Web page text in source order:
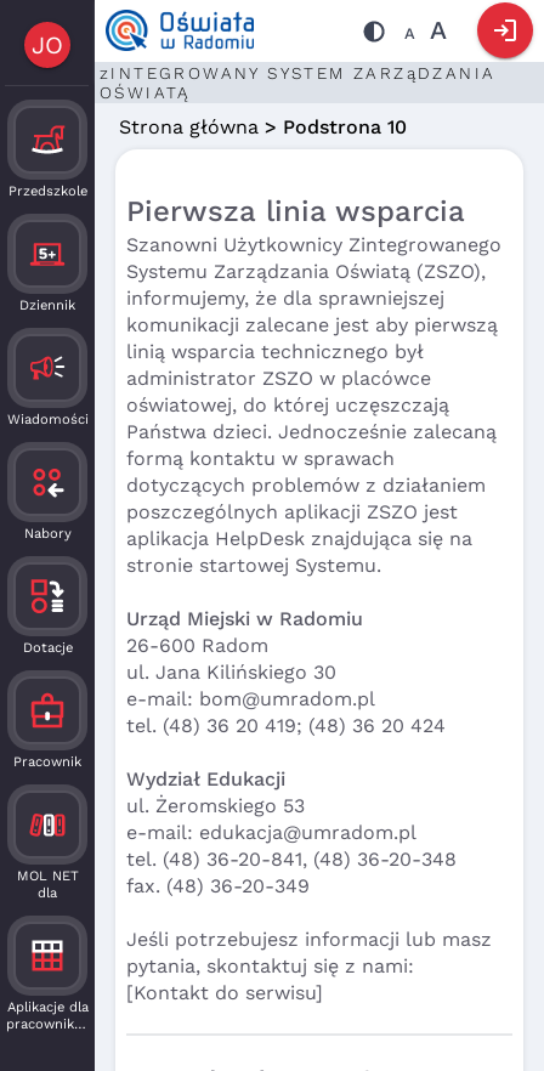
JO
Przedszkole
Dziennik
Wiadomości
Nabory
Dotacje
Pracownik
MOL NET
dla
Aplikacje dla
pracowników
A A login
zINTEGROWANY SYSTEM ZARZąDZANIA
OŚWIATĄ
Strona główna> Podstrona 10
Pierwsza linia wsparcia
Szanowni Użytkownicy Zintegrowanego
Systemu Zarządzania Oświatą (ZSZO),
informujemy, że dla sprawniejszej
komunikacji zalecane jest aby pierwszą
linią wsparcia technicznego był
administrator ZSZO w placówce
oświatowej, do której uczęszczają
Państwa dzieci. Jednocześnie zalecaną
formą kontaktu w sprawach
dotyczących problemów z działaniem
poszczególnych aplikacji ZSZO jest
aplikacja HelpDesk znajdująca się na
stronie startowej Systemu.
Urząd Miejski w Radomiu
26-600 Radom
ul. Jana Kilińskiego 30
e-mail: bom@umradom.pl
tel. (48) 36 20 419; (48) 36 20 424
Wydział Edukacji
ul. Żeromskiego 53
e-mail: edukacja@umradom.pl
tel. (48) 36-20-841, (48) 36-20-348
fax. (48) 36-20-349
Jeśli potrzebujesz informacji lub masz
pytania, skontaktuj się z nami:
​[Kontakt do serwisu]